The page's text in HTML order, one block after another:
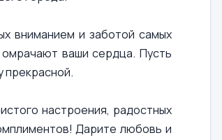
вниманием и заботой самых
ваши сердца. Пусть
прекрасной.
настроения, радостных
Дарите любовь и